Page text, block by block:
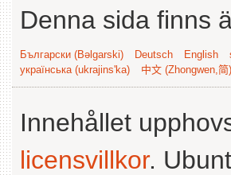
Denna sida finns
Български (Bəlgarski) Deutsch English
українська (ukrajins'ka)
中文 (Zhongwen,简)
Innehållet
licensvillkor.